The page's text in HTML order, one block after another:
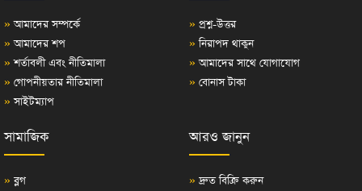
» আমাদের সম্পর্কে
» আমাদের শপ
» শর্তাবলী এবং নীতিমালা
» গোপনীয়তার নীতিমালা
» সাইটম্যাপ
» প্রশ্ন-উত্তর
» নিরাপদ থাকুন
» আমাদের সাথে যোগাযোগ
» বোনাস টাকা
সামাজিক
» ব্লগ
আরও জানুন
» দ্রুত বিক্রি করুন